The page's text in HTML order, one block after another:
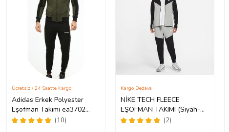
Adidas Erkek Polyester
Eşofman Takımı ea3702
(Haki)
(10)
Ücretsiz / 24 Saatte Kargo
NİKE TECH FLEECE
EŞOFMAN TAKIMI (Siyah-
Gri)
(2)
Kargo Bedava